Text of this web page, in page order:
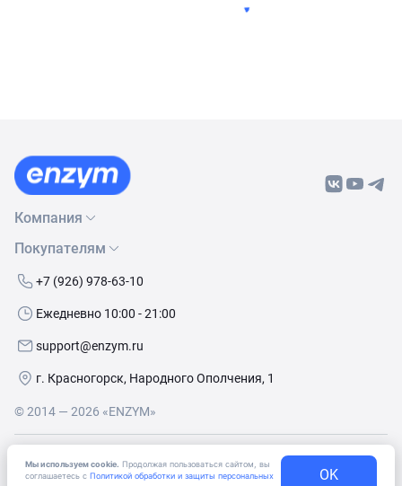
Мы используем cookie. Продолжая пользоваться сайтом, вы
соглашаетесь с Политикой обработки и защиты персональных
OK
Компания
О нас
Бренды
Покупателям
Как сделать заказ
Условия доставки
+7 (926) 978-63-10
Ежедневно 10:00 - 21:00
support@enzym.ru
г. Красногорск, Народного Ополчения, 1
© 2014 — 2026 «ENZYM»
на получение рекламно-информационных
материалов